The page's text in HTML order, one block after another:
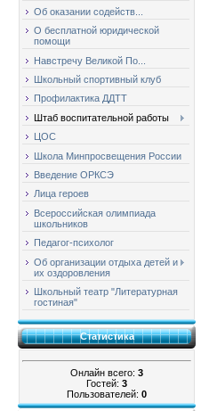
Об оказании содейств...
О бесплатной юридической
помощи
Навстречу Великой По...
Школьный спортивный клуб
Профилактика ДДТТ
Штаб воспитательной работы
ЦОС
Школа Минпросвещения России
Введение ОРКСЭ
Лица героев
Всероссийская олимпиада
школьников
Педагог-психолог
Об организации отдыха детей и
их оздоровления
Школьный театр "Литературная
гостиная"
Статистика
Онлайн всего: 3
Гостей: 3
Пользователей: 0